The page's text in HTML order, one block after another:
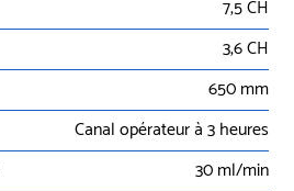
7,5 CH
3,6 CH
650 mm
Canal opérateur à 3 heures
30 ml/min